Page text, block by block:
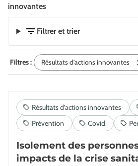
innovantes
Filtrer et trier
Filtres : Résultats d’actions innovantes
Isolement des
impacts de la crise